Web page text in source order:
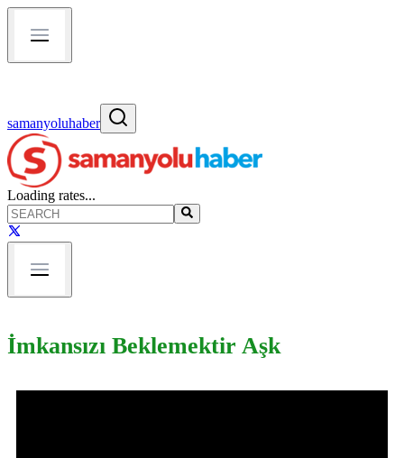
samanyoluhaber
Loading rates...
İmkansızı Beklemektir Aşk